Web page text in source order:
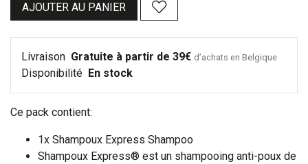
AJOUTER AU PANIER
Livraison Gratuite à partir de 39€ d’achats en Belgique
Disponibilité En stock
Ce pack contient:
1x Shampoux Express Shampoo
Shampoux Express® est un shampooing anti-poux de